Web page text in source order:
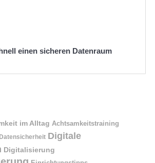
einen sicheren Datenraum
im Alltag Achtsamkeitstraining
Datensicherheit Digitale
Digitalisierung